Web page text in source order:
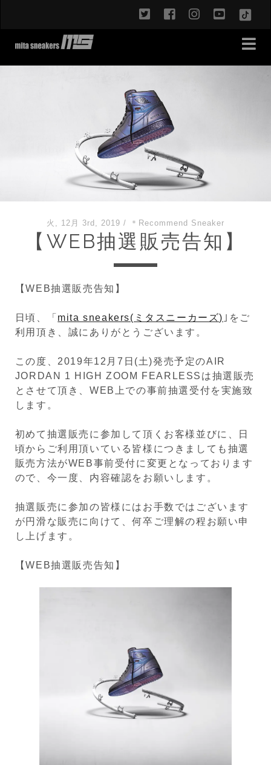
twitterfacebookinstagram
火, 12月 3rd, 2019 / ＊Recommend Sneaker
【WEB抽選販売告知】
【WEB抽選販売告知】
日頃、「 mita sneakers(ミタスニーカーズ) ｣をご
利用頂き、誠にありがとうございます。
この度、2019年12月7日(土)発売予定のAIR
JORDAN 1 HIGH ZOOM FEARLESSは抽選販売
とさせて頂き、WEB上での事前抽選受付を実施致
します。
初めて抽選販売に参加して頂くお客様並びに、日
頃からご利用頂いている皆様につきましても抽選
販売方法がWEB事前受付に変更となっております
ので、今一度、内容確認をお願いします。
抽選販売に参加の皆様にはお手数ではございます
が円滑な販売に向けて、何卒ご理解の程お願い申
し上げます。
【WEB抽選販売告知】